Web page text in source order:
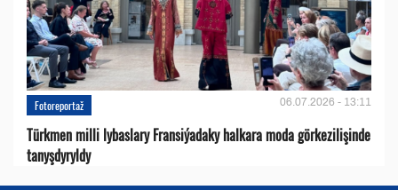
Fotoreportaž 06.07.2026 - 13:11
Türkmen milli lybaslary Fransiýadaky halkara moda görkezilişinde
tanyşdyryldy